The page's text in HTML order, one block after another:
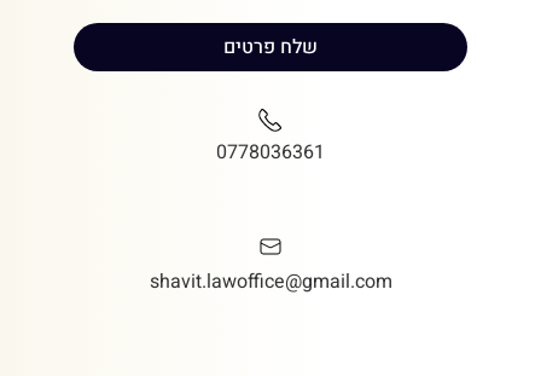
שלח פרטים
0778036361
shavit.lawoffice@gmail.com